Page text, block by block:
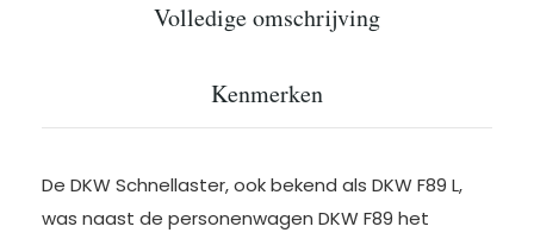
Volledige omschrijving
Kenmerken
De DKW Schnellaster, ook bekend als DKW F89 L,
was naast de personenwagen DKW F89 het